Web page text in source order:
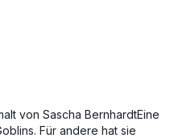
von Sascha BernhardtEine
Für andere hat sie